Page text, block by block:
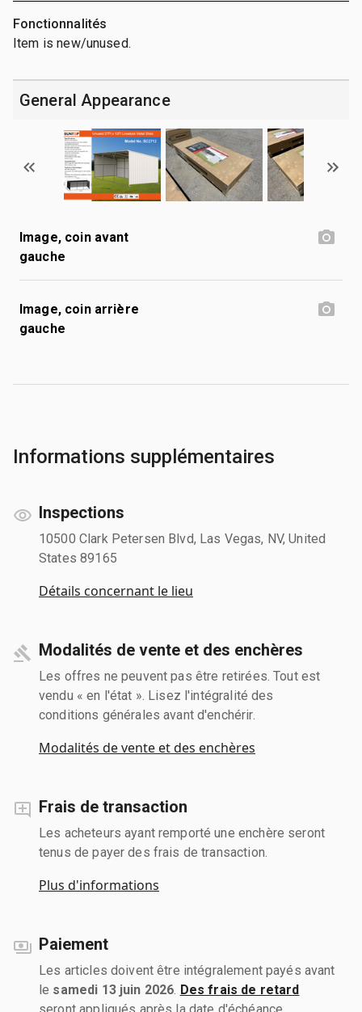
Fonctionnalités
Item is new/unused.
General Appearance
Image, coin avant
gauche
Image, coin arrière
gauche
Informations supplémentaires
Inspections
10500 Clark Petersen Blvd, Las Vegas, NV, United
States 89165
Détails concernant le lieu
Modalités de vente et des enchères
Les offres ne peuvent pas être retirées. Tout est
vendu « en l'état ». Lisez l'intégralité des
conditions générales avant d'enchérir.
Modalités de vente et des enchères
Frais de transaction
Les acheteurs ayant remporté une enchère seront
tenus de payer des frais de transaction.
Plus d'informations
Paiement
Les articles doivent être intégralement payés avant
le samedi 13 juin 2026 Des frais de retard